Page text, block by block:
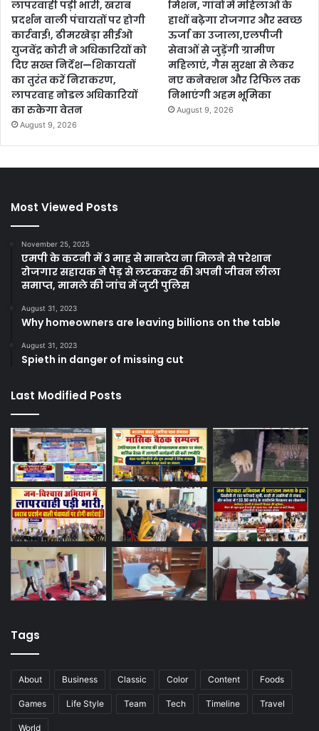
लापरवाही पड़ी भारी, खराब
प्रदर्शन वाली पंचायतों पर होगी
कार्रवाई!, ढीमरखेड़ा सीईओ
युजवेंद्र कोरी ने अधिकारियों को
दिए सख्त निर्देश—शिकायतों
का तुरंत करें निराकरण,
लापरवाह नोडल अधिकारियों
का रुकेगा वेतन
August 9, 2026
मिशन, गांवों में महिलाओं के
हाथों बढ़ेगा रोजगार और स्वच्छ
ऊर्जा का उजाला,एलपीजी
सेवाओं से जुड़ेंगी ग्रामीण
महिलाएं, गैस सुरक्षा से लेकर
नए कनेक्शन और रिफिल तक
निभाएंगी अहम भूमिका
August 9, 2026
Most Viewed Posts
November 25, 2025
एमपी के कटनी में 3 माह से मानदेय ना मिलने से परेशान
रोजगार सहायक ने पेड़ से लटककर की अपनी जीवन लीला
समाप्त, मामले की जांच में जुटी पुलिस
August 31, 2023
Why homeowners are leaving billions on the table
August 31, 2023
Spieth in danger of missing cut
Last Modified Posts
Tags
About Business Classic Color Content Foods
Games Life Style Team Tech Timeline Travel
World